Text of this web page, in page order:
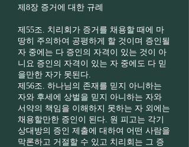
제8장 증거에 대한 규례
제55조. 치리회가 증거를 채용할 때에 마
땅히 주의하여 공평하게 할 것이며 증인될
자 중에는 다 증인의 자격이 있는 것이 아
니요 증인의 자격이 있는 자 중에도 다 믿
을만한 자가 못된다.
제56조. 하나님의 존재를 믿지 아니하는
자와 후세에 상벌을 믿지 아니하는 자와
서약의 책임을 이해하지 못하는 자 외에는
채용할만한 증인이 된다. 원 피고는 각기
상대방의 증인 제출에 대하여 어떤 사람을
막론하고 거절할 수 있고 치리회는 그 증